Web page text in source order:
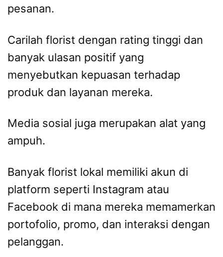
pesanan.
Carilah florist dengan rating tinggi dan
banyak ulasan positif yang
menyebutkan kepuasan terhadap
produk dan layanan mereka.
Media sosial juga merupakan alat yang
ampuh.
Banyak florist lokal memiliki akun di
platform seperti Instagram atau
Facebook di mana mereka memamerkan
portofolio, promo, dan interaksi dengan
pelanggan.